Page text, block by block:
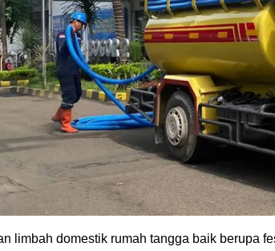
karena septic tank penuh. Saat hal ini
dan juga alat yang memadai maka limbah
pencemaran lingkungan. lalu, kemana
bisa tetap bersih dan sehat. Selain
masih banyak yang penasaran
Limbah Sedot WC
limbah domestik rumah tangga baik berupa